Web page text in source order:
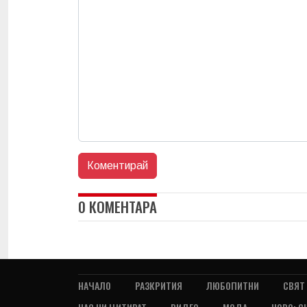
0 КОМЕНТАРА
НАЧАЛО РАЗКРИТИЯ ЛЮБОПИТНИ СВЯТ